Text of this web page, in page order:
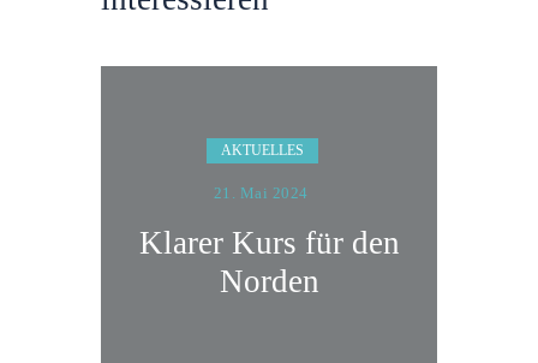
AKTUELLES
21. Mai 2024
Klarer Kurs für den
Norden